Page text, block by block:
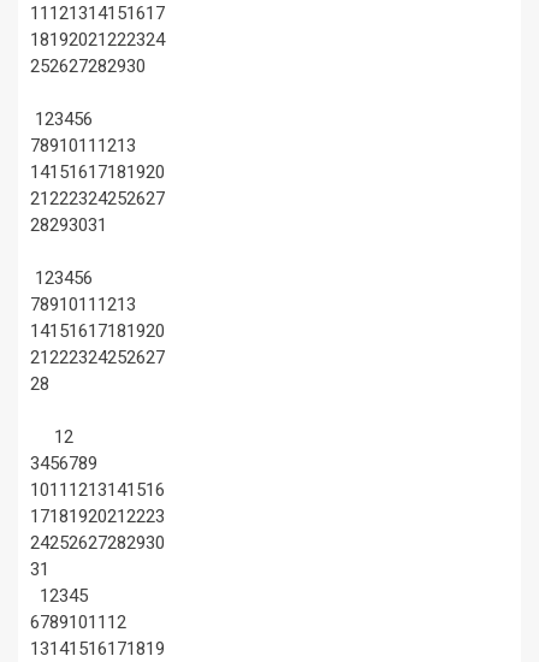
11 121314151617
18192021222324
252627282930
123456
7891011 1213
14151617181920
21222324252627
28293031
123456
7891011 1213
14151617181920
21222324252627
28
12
3456789
1011 1213141516
17181920212223
24252627282930
31
12345
67891011 12
13141516171819